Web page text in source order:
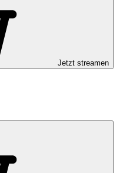
Jetzt streamen